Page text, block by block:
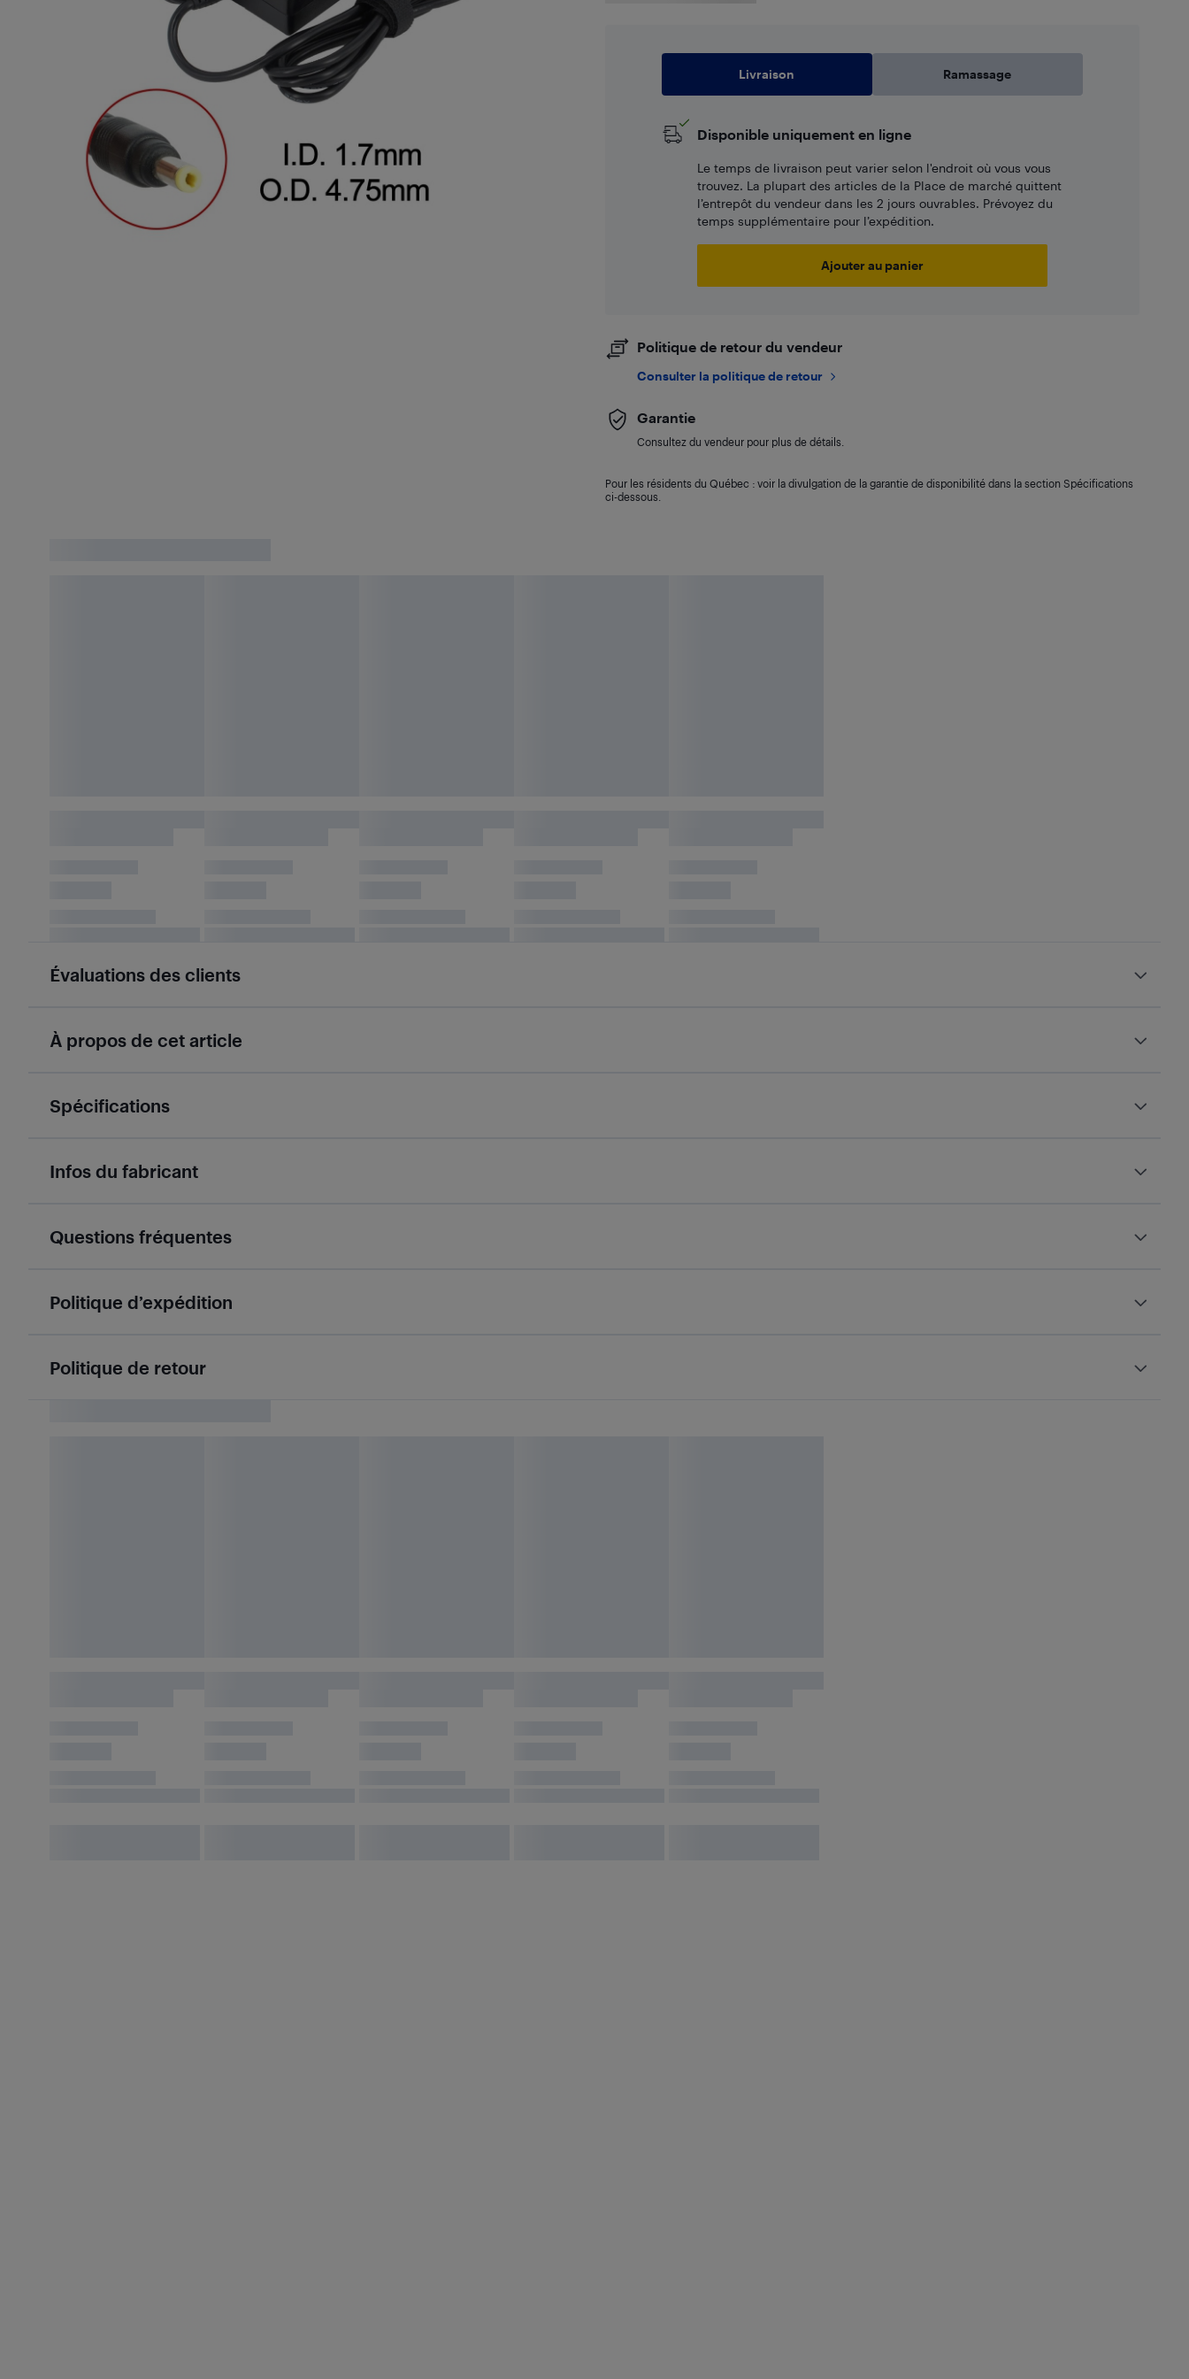
Livraison Ramassage
Disponible uniquement en ligne
Le temps de livraison peut varier selon l'endroit où vous vous
trouvez. La plupart des articles de la Place de marché quittent
l’entrepôt du vendeur dans les 2 jours ouvrables. Prévoyez du
temps supplémentaire pour l’expédition.
Ajouter au panier
Politique de retour du vendeur
Consulter la politique de retour
Garantie
Consultez du vendeur pour plus de détails.
Pour les résidents du Québec : voir la divulgation de la garantie de disponibilité dans la section Spécifications
ci-dessous.
Évaluations des clients
À propos de cet article
Spécifications
Infos du fabricant
Questions fréquentes
Politique d’expédition
Politique de retour